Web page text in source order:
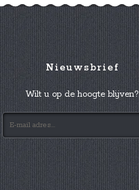
Nieuwsbrief
Wilt u op de hoogte blijven?